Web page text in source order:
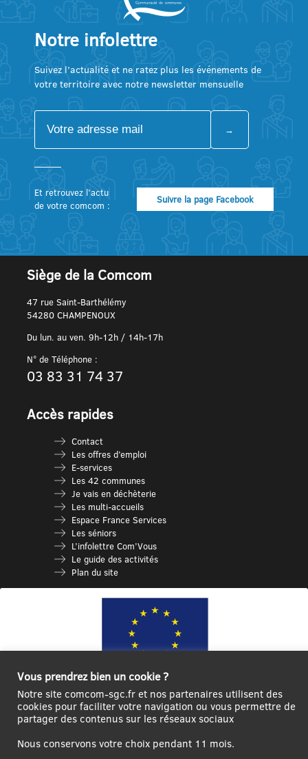
Notre infolettre
Suivez l’actualité et ne ratez plus les événements de
votre territoire avec notre newsletter mensuelle
Et retrouvez l’actu
de votre comcom :
Suivre la page Facebook
Siège de la Comcom
47 rue Saint-Barthélémy
54280 CHAMPENOUX
Du lun. au ven. 9h-12h / 14h-17h
N° de Téléphone :
03 83 31 74 37
Accès rapides
Contact
Les offres d’emploi
E-services
Les 42 communes
Je vais en déchèterie
Les multi-accueils
Espace France Services
Les séniors
L’infolettre Com’Vous
Le guide des activités
Plan du site
Ce site internet a été cofinancé par l’Union européenne avec le Fonds
Européen de Développement Régional à hauteur de 12 572€
Créer un
Contact
Plan
Vous prendrez bien un cookie ?
Notre site comcom-sgc.fr et nos partenaires utilisent des
cookies pour faciliter votre navigation ou vous permettre de
partager des contenus sur les réseaux sociaux
Nous conservons votre choix pendant 11 mois.